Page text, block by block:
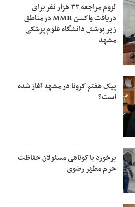
لزوم مراجعه ۳۲ هزار نفر برای
دریافت واکسن MMR در مناطق
زیر پوشش دانشگاه علوم پزشکی
مشهد
پیک هفتم کرونا در مشهد آغاز شده
است؟
برخورد با کوتاهی مسئولان حفاظت
حرم مطهر رضوی